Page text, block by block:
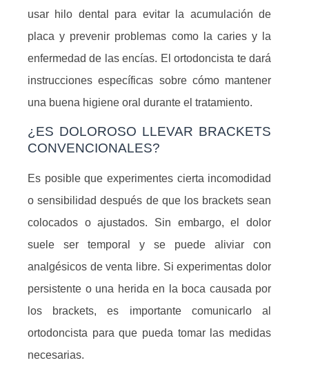
usar hilo dental para evitar la acumulación de
placa y prevenir problemas como la caries y la
enfermedad de las encías. El ortodoncista te dará
instrucciones específicas sobre cómo mantener
una buena higiene oral durante el tratamiento.
¿ES DOLOROSO LLEVAR BRACKETS
CONVENCIONALES?
Es posible que experimentes cierta incomodidad
o sensibilidad después de que los brackets sean
colocados o ajustados. Sin embargo, el dolor
suele ser temporal y se puede aliviar con
analgésicos de venta libre. Si experimentas dolor
persistente o una herida en la boca causada por
los brackets, es importante comunicarlo al
ortodoncista para que pueda tomar las medidas
necesarias.